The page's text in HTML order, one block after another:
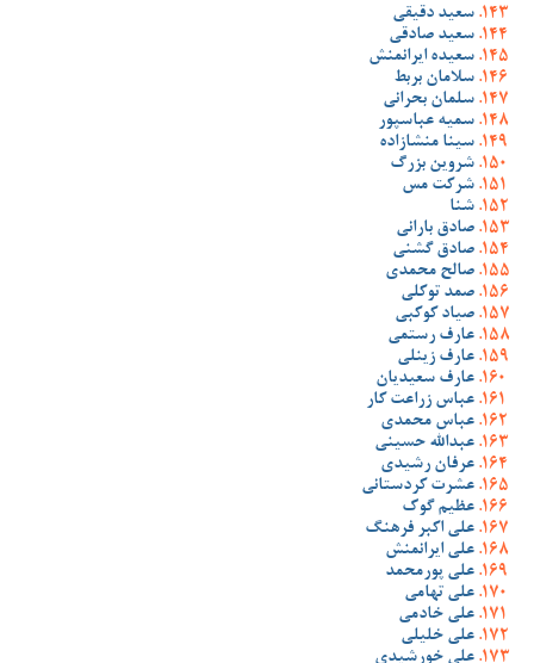
سعید دقیقی
سعید صادقی
سعیده ایرانمنش
سلامان بربط
سلمان بحرانی
سمیه عباسپور
سینا منشازاده
شروین بزرگ
شرکت مس
شنا
صادق بارانی
صادق گشنی
صالح محمدی
صمد توکلی
صیاد کوکبی
عارف رستمی
عارف زینلی
عارف سعیدیان
عباس زراعت کار
عباس محمدی
عبدالله حسینی
عرفان رشیدی
عشرت کردستانی
عظیم گوک
علی اکبر فرهنگ
علی ایرانمنش
علی پورمحمد
علی تهامی
علی خادمی
علی خلیلی
علی خورشیدی